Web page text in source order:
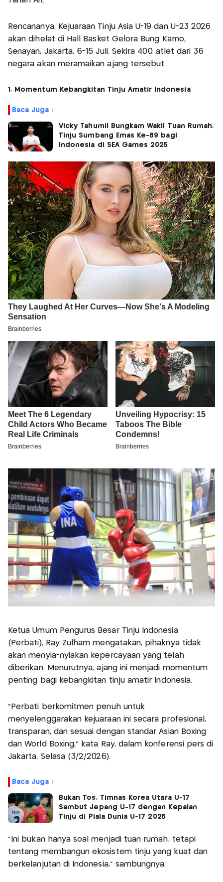
Rencananya, Kejuaraan Tinju Asia U-19 dan U-23 2026
akan dihelat di Hall Basket Gelora Bung Karno,
Senayan, Jakarta, 6-15 Juli. Sekira 400 atlet dari 36
negara akan meramaikan ajang tersebut.
1. Momentum Kebangkitan Tinju Amatir Indonesia
Baca Juga :
Vicky Tahumil Bungkam Wakil Tuan Rumah,
Tinju Sumbang Emas Ke-89 bagi
Indonesia di SEA Games 2025
Ketua Umum Pengurus Besar Tinju Indonesia
(Perbati), Ray Zulham mengatakan, pihaknya tidak
akan menyia-nyiakan kepercayaan yang telah
diberikan. Menurutnya, ajang ini menjadi momentum
penting bagi kebangkitan tinju amatir Indonesia.
“Perbati berkomitmen penuh untuk
menyelenggarakan kejuaraan ini secara profesional,
transparan, dan sesuai dengan standar Asian Boxing
dan World Boxing,” kata Ray, dalam konferensi pers di
Jakarta, Selasa (3/2/2026).
Baca Juga :
Bukan Tos, Timnas Korea Utara U-17
Sambut Jepang U-17 dengan Kepalan
Tinju di Piala Dunia U-17 2025
“Ini bukan hanya soal menjadi tuan rumah, tetapi
tentang membangun ekosistem tinju yang kuat dan
berkelanjutan di Indonesia,” sambungnya.